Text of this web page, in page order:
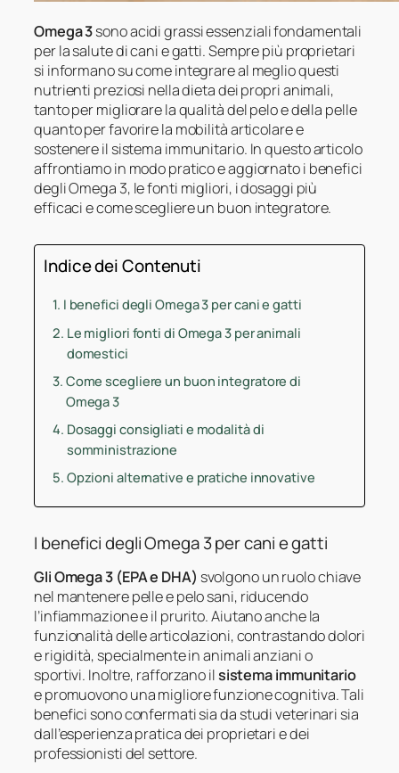
Omega 3sono acidi grassi essenziali fondamentali
per la salute di cani e gatti. Sempre più proprietari
si informano su come integrare al meglio questi
nutrienti preziosi nella dieta dei propri animali,
tanto per migliorare la qualità del pelo e della pelle
quanto per favorire la mobilità articolare e
sostenere il sistema immunitario. In questo articolo
affrontiamo in modo pratico e aggiornato i benefici
degli Omega 3, le fonti migliori, i dosaggi più
efficaci e come scegliere un buon integratore.
Indice dei Contenuti
I benefici degli Omega 3 per cani e gatti
Le migliori fonti di Omega 3 per animali
domestici
Come scegliere un buon integratore di
Omega 3
Dosaggi consigliati e modalità di
somministrazione
Opzioni alternative e pratiche innovative
I benefici degli Omega 3 per cani e gatti
Gli Omega 3 (EPA e DHA) svolgono un ruolo chiave
nel mantenere pelle e pelo sani, riducendo
l’infiammazione e il prurito. Aiutano anche la
funzionalità delle articolazioni, contrastando dolori
e rigidità, specialmente in animali anziani o
sportivi. Inoltre, rafforzano ilsistema immunitario
e promuovono una migliore funzione cognitiva. Tali
benefici sono confermati sia da studi veterinari sia
dall’esperienza pratica dei proprietari e dei
professionisti del settore.